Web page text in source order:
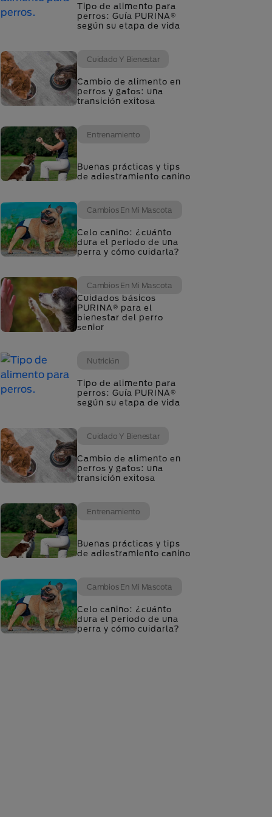
Tipo de alimento para
perros: Guía PURINA®
según su etapa de vida
Cuidado Y Bienestar
Cambio de alimento en
perros y gatos: una
transición exitosa
Entrenamiento
Buenas prácticas y tips
de adiestramiento canino
Cambios En Mi Mascota
Celo canino: ¿cuánto
dura el periodo de una
perra y cómo cuidarla?
Cambios En Mi Mascota
Cuidados básicos
PURINA® para el
bienestar del perro
senior
Nutrición
Tipo de alimento para
perros: Guía PURINA®
según su etapa de vida
Cuidado Y Bienestar
Cambio de alimento en
perros y gatos: una
transición exitosa
Entrenamiento
Buenas prácticas y tips
de adiestramiento canino
Cambios En Mi Mascota
Celo canino: ¿cuánto
dura el periodo de una
perra y cómo cuidarla?